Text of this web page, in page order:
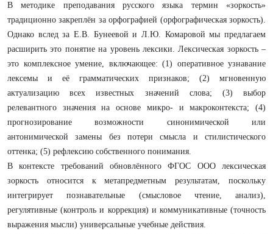
В методике преподавания русского языка термин «зоркость»
традиционно закреплён за орфографией (орфографическая зоркость).
Однако вслед за Е.В. Бунеевой и Л.Ю. Комаровой мы предлагаем
расширить это понятие на уровень лексики. Лексическая зоркость –
это комплексное умение, включающее: (1) оперативное узнавание
лексемы и её грамматических признаков; (2) мгновенную
актуализацию всех известных значений слова; (3) выбор
релевантного значения на основе микро- и макроконтекста; (4)
прогнозирование возможности синонимической или
антонимической замены без потери смысла и стилистического
оттенка; (5) рефлексию собственного понимания.
В контексте требований обновлённого ФГОС ООО лексическая
зоркость относится к метапредметным результатам, поскольку
интегрирует познавательные (смысловое чтение, анализ),
регулятивные (контроль и коррекция) и коммуникативные (точность
выражения мысли) универсальные учебные действия.